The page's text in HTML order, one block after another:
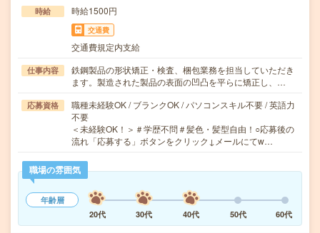
時給 時給1500円
交通費
交通費規定内支給
仕事内容
鉄鋼製品の形状矯正・検査、梱包業務を担当していただき
ます。製造された製品の表面の凹凸を平らに矯正し、…
応募資格
職種未経験OK / ブランクOK / パソコンスキル不要 / 英語力
不要
＜未経験OK！＞＃学歴不問＃髪色・髪型自由！○応募後の
流れ「応募する」ボタンをクリック↓メールにてw…
職場の雰囲気
年齢層
20代
30代 40代 50代 60代